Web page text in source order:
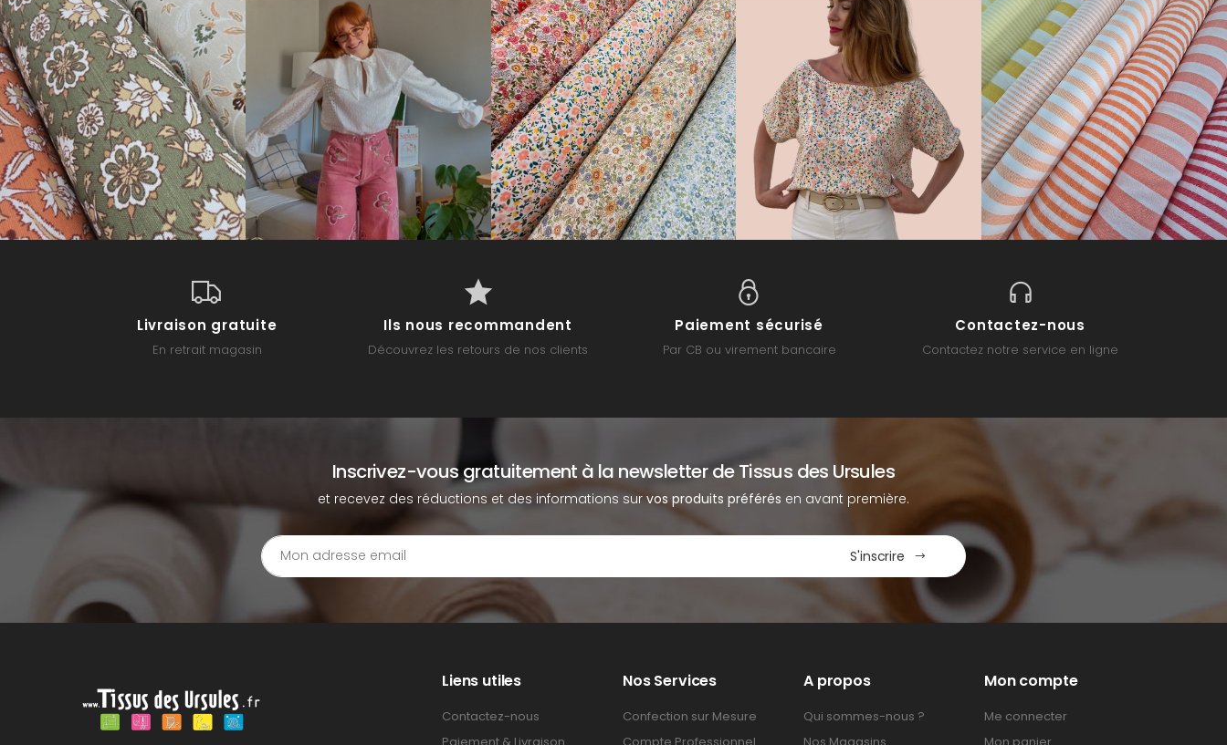
Livraison gratuite
En retrait magasin
Ils nous recommandent
Découvrez les retours de nos clients
Paiement sécurisé
Par CB ou virement bancaire
Contactez-nous
Contactez notre service en ligne
Inscrivez-vous gratuitement à la newsletter de Tissus des Ursules
et recevez des réductions et des informations survos produits préférés en avant première.
S'inscrire
Liens utiles
Contactez-nous
Paiement & Livraison
Nos Services
Confection sur Mesure
Compte Professionnel
A propos
Qui sommes-nous ?
Nos Magasins
Mon compte
Me connecter
Mon panier